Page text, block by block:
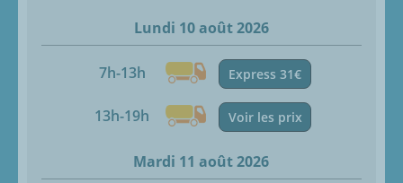
Lundi 10 août 2026
7h-13h Express 31€
13h-19h Voir les prix
Mardi 11 août 2026